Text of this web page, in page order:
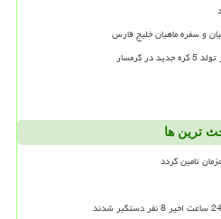
و سفره ماهیان خلیج فارس
ترین ها
تامین گردد